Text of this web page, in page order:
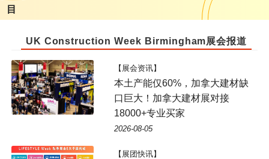
目
UK Construction Week Birmingham展会报道
【展会资讯】
本土产能仅60%，加拿大建材缺
口巨大！加拿大建材展对接
18000+专业买家
2026-08-05
【展团快讯】